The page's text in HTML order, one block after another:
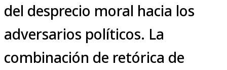
del desprecio moral hacia los
adversarios políticos. La
combinación de retórica de